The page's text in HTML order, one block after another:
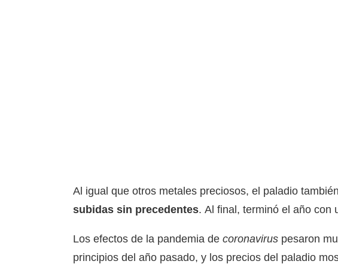
Al igual que otros metales preciosos, el paladio
subidas sin precedentes. Al final, terminó el año con
Los efectos de la pandemia de coronavirus pesaron
principios del año pasado, y los precios del paladio